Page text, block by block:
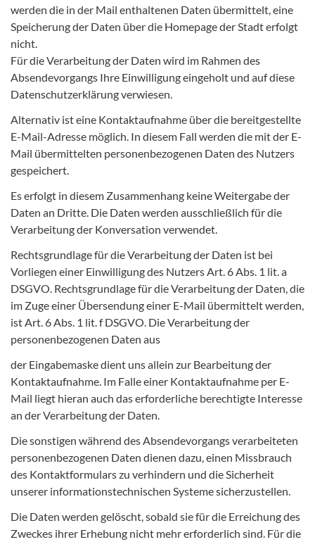
werden die in der Mail enthaltenen Daten übermittelt, eine
Speicherung der Daten über die Homepage der Stadt erfolgt
nicht.
Für die Verarbeitung der Daten wird im Rahmen des
Absendevorgangs Ihre Einwilligung eingeholt und auf diese
Datenschutzerklärung verwiesen.
Alternativ ist eine Kontaktaufnahme über die bereitgestellte
E-Mail-Adresse möglich. In diesem Fall werden die mit der E-
Mail übermittelten personenbezogenen Daten des Nutzers
gespeichert.
Es erfolgt in diesem Zusammenhang keine Weitergabe der
Daten an Dritte. Die Daten werden ausschließlich für die
Verarbeitung der Konversation verwendet.
Rechtsgrundlage für die Verarbeitung der Daten ist bei
Vorliegen einer Einwilligung des Nutzers Art. 6 Abs. 1 lit. a
DSGVO. Rechtsgrundlage für die Verarbeitung der Daten, die
im Zuge einer Übersendung einer E-Mail übermittelt werden,
ist Art. 6 Abs. 1 lit. f DSGVO. Die Verarbeitung der
personenbezogenen Daten aus
der Eingabemaske dient uns allein zur Bearbeitung der
Kontaktaufnahme. Im Falle einer Kontaktaufnahme per E-
Mail liegt hieran auch das erforderliche berechtigte Interesse
an der Verarbeitung der Daten.
Die sonstigen während des Absendevorgangs verarbeiteten
personenbezogenen Daten dienen dazu, einen Missbrauch
des Kontaktformulars zu verhindern und die Sicherheit
unserer informationstechnischen Systeme sicherzustellen.
Die Daten werden gelöscht, sobald sie für die Erreichung des
Zweckes ihrer Erhebung nicht mehr erforderlich sind. Für die